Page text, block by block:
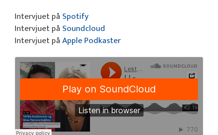
Intervjuet på Spotify
Intervjuet på Soundcloud
Intervjuet påApple Podkaster